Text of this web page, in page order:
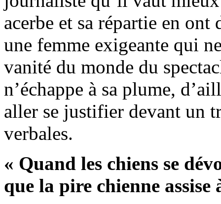
acerbe et sa répartie en
une femme exigeante qui
vanité du monde du
n’échappe à sa plume,
aller se justifier devant un
verbales.
« Quand les chiens se
que la pire chienne assise